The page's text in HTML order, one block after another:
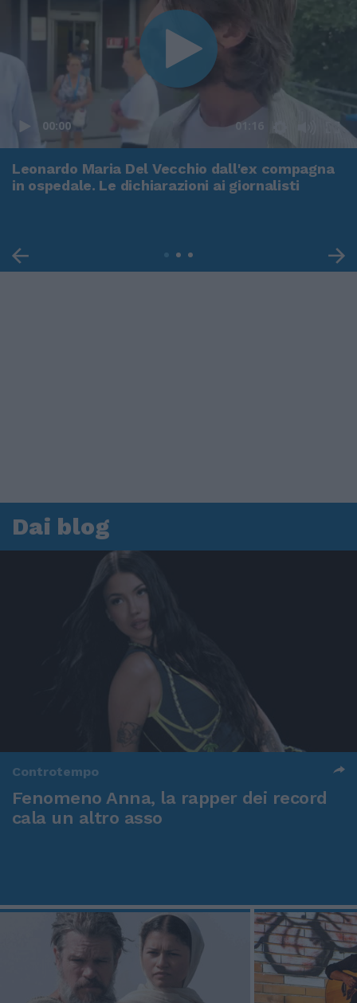
00:00 01:16
Leonardo Maria Del Vecchio dall'ex compagna
in ospedale. Le dichiarazioni ai giornalisti
Dai blog
Controtempo
Fenomeno Anna, la rapper dei record
cala un altro asso